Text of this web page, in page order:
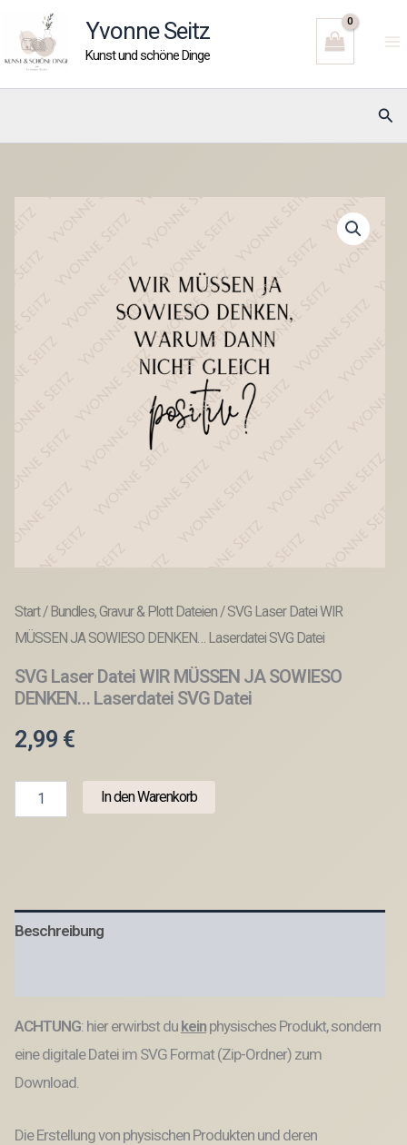
Inhalt
springen
Yvonne Seitz
Kunst und schöne Dinge
Start/Bundles, Gravur & Plott Dateien/ SVG Laser Datei WIR
MÜSSEN JA SOWIESO DENKEN… Laserdatei SVG Datei
SVG Laser Datei WIR MÜSSEN JA SOWIESO
DENKEN… Laserdatei SVG Datei
2,99 €
DENKEN...
Laserdatei
In den Warenkorb
Beschreibung
ACHTUNG: hier erwirbst du kein physisches Produkt, sondern
eine digitale Datei im SVG Format (Zip-Ordner) zum
Download.
Die Erstellung von physischen Produkten und deren